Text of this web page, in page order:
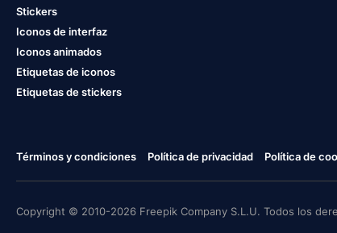
Stickers
Iconos de interfaz
Iconos animados
Etiquetas de iconos
Etiquetas de stickers
Términos y condiciones Política de privacidad Política de
Copyright © 2010-2026 Freepik Company S.L.U. Todos los